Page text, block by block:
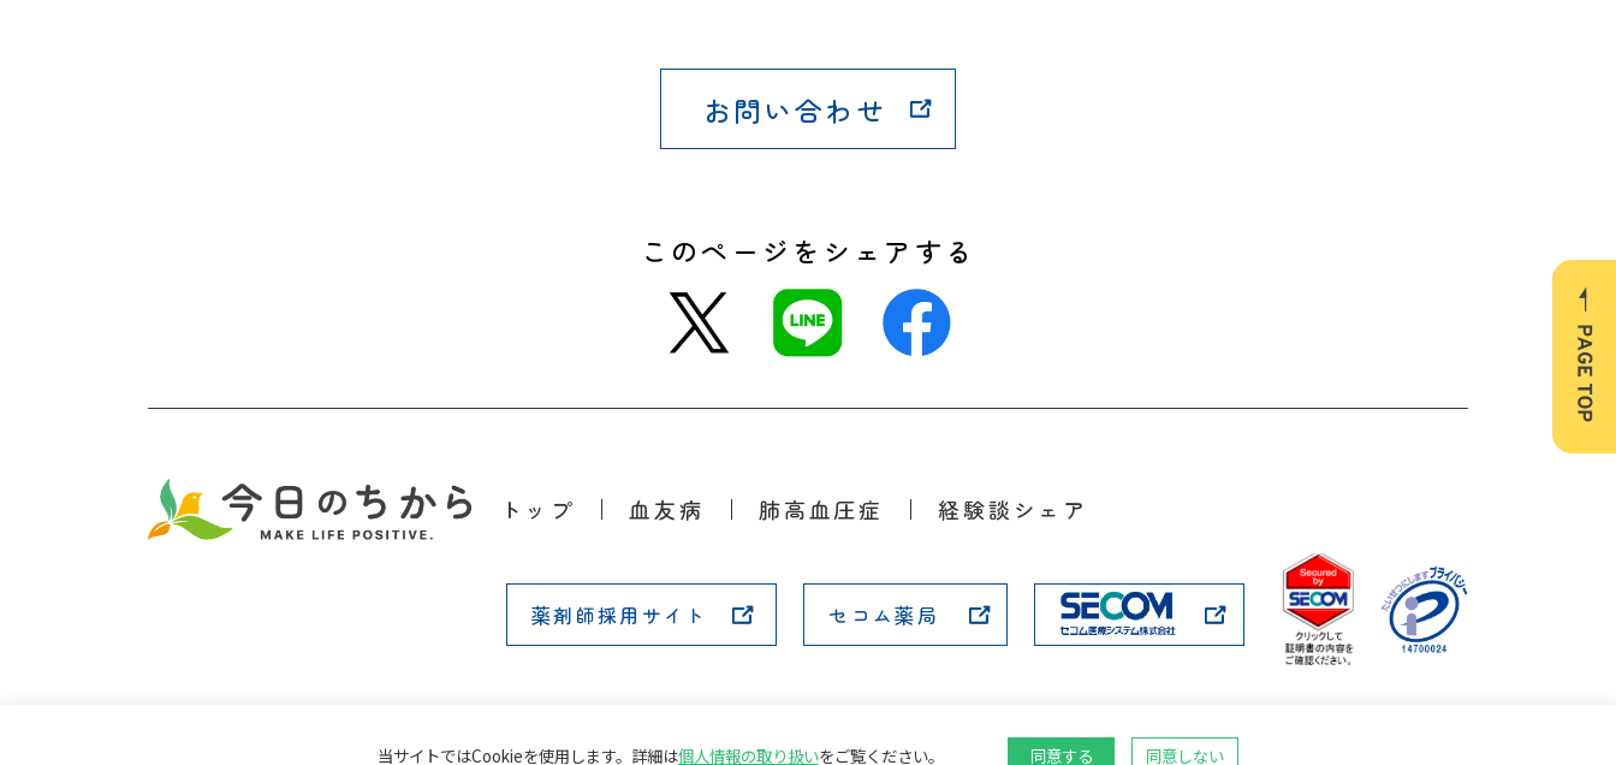
お問い合わせ
このページをシェアする
トップ 血友病 肺高血圧症 経験談シェア
薬剤師採用サイト セコム薬局
個人情報の取り扱い Copyright © SECOM MEDICAL SYSTEM Co.,LTD. All Rights Reserved.
当サイトではCookieを使用します。 詳細は個人情報の取り扱いをご覧ください。 同意する 同意しない